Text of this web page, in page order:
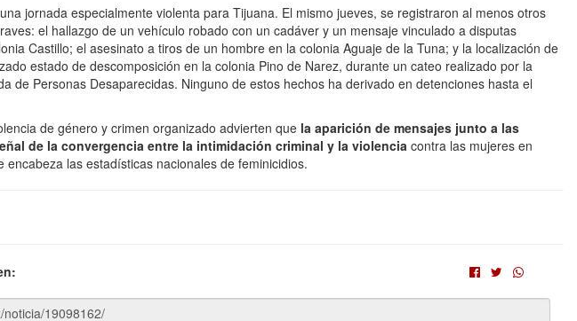
jornada especialmente violenta para Tijuana. El mismo jueves, se registraron al menos otros
el hallazgo de un vehículo robado con un cadáver y un mensaje vinculado a disputas
Castillo; el asesinato a tiros de un hombre en la colonia Aguaje de la Tuna; y la localización de
estado de descomposición en la colonia Pino de Narez, durante un cateo realizado por la
de Personas Desaparecidas. Ninguno de estos hechos ha derivado en detenciones hasta el
de género y crimen organizado advierten que la aparición de mensajes junto a las
de la convergencia entre la intimidación criminal y la violenciacontra las mujeres en
encabeza las estadísticas nacionales de feminicidios.